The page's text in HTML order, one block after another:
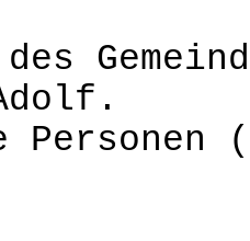
Adolf.
Personen